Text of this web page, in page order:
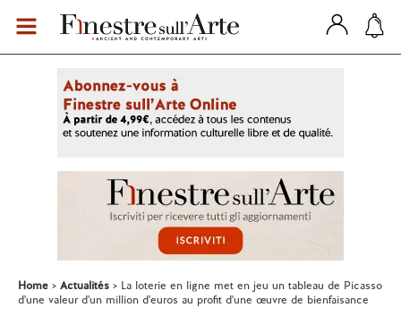
Home Actualités
La loterie en ligne met en jeu un tableau de Picasso
d'une valeur d'un million d'euros au profit d'une œuvre de bienfaisance